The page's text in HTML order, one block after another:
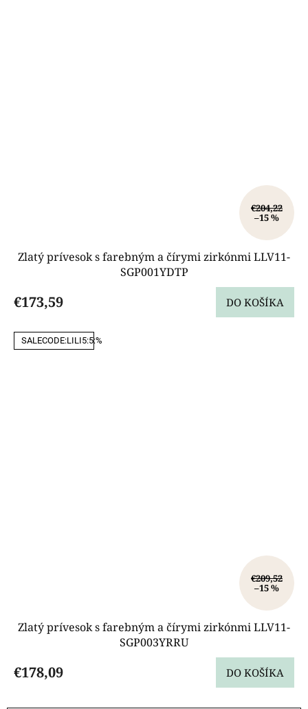
€204,22
–15 %
Zlatý prívesok s farebným a čírymi zirkónmi LLV11-
SGP001YDTP
€173,59 DO KOŠÍKA
SALECODE:LILI5:5:%
€209,52
–15 %
Zlatý prívesok s farebným a čírymi zirkónmi LLV11-
SGP003YRRU
€178,09 DO KOŠÍKA